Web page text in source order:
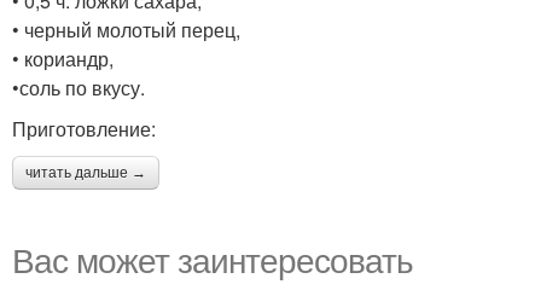
• черный молотый перец,
• кориандр,
•соль по вкусу.
Приготовление:
читать дальше →
Вас может заинтересовать